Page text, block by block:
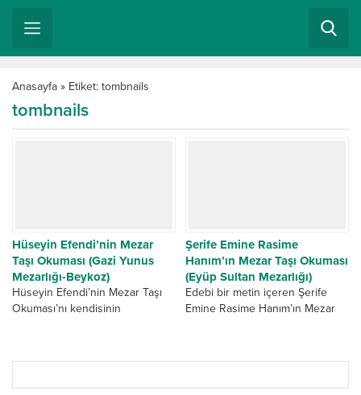
Anasayfa » Etiket: tombnails
tombnails
Hüseyin Efendi’nin Mezar
Taşı Okuması (Gazi Yunus
Mezarlığı-Beykoz)
Hüseyin Efendi’nin Mezar Taşı
Okuması’nı kendisinin
Şerife Emine Rasime
Hanım’ın Mezar Taşı Okuması
(Eyüp Sultan Mezarlığı)
Edebi bir metin içeren Şerife
Emine Rasime Hanım’ın Mezar